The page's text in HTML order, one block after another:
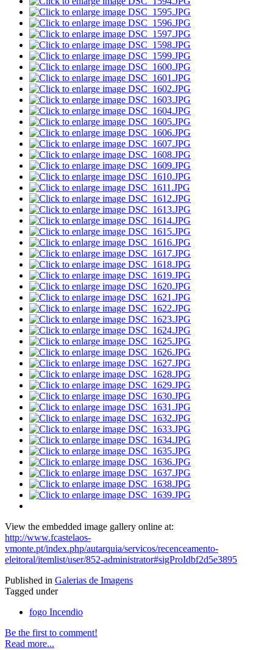
View the embedded image gallery online at:
http://www.fcastelaos-
vmonte.pt/index.php/autarquia/servicos/recenceamento-
eleitoral/itemlist/user/852-administrator#sigProIdbf2d5e3895
Published in Galerias de Imagens
Tagged under
fogo Incendio
Be the first to comment!
Read more...